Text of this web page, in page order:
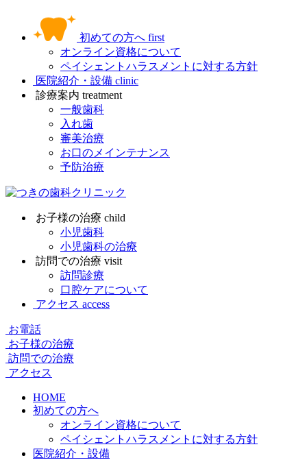
初めての方へ first
オンライン資格について
ペイシェントハラスメントに対する方針
医院紹介・設備 clinic
診療案内 treatment
一般歯科
入れ歯
審美治療
お口のメインテナンス
予防治療
お子様の治療 child
小児歯科
小児歯科の治療
訪問での治療 visit
訪問診療
口腔ケアについて
アクセス access
お電話
お子様の治療
訪問での治療
アクセス
HOME
初めての方へ
オンライン資格について
ペイシェントハラスメントに対する方針
医院紹介・設備